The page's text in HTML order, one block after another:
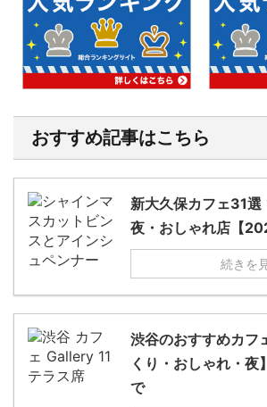
おすすめ記事はこちら
新大久保カフェ31選
夜・おしゃれ店【
続きを
渋谷のおすすめカフ
くり・おしゃれ・夜
で